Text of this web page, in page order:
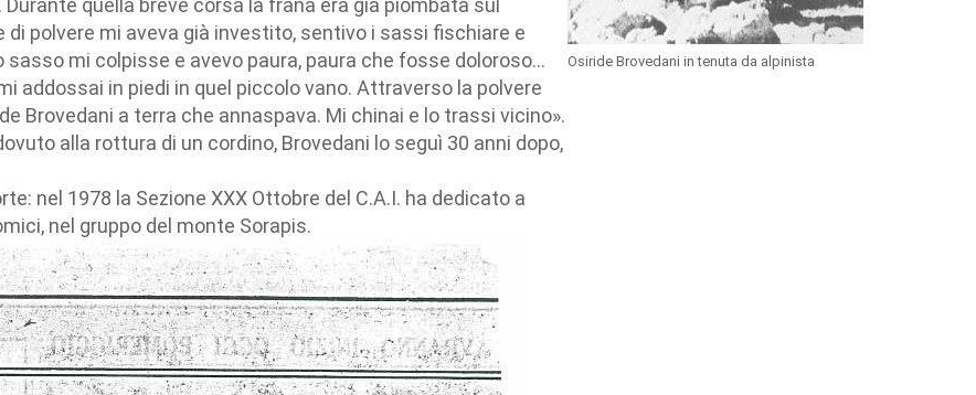
polvere mi aveva già investito, sentivo i sassi fischiare e
mi colpisse e avevo paura, paura che fosse doloroso…
addossai in piedi in quel piccolo vano. Attraverso la polvere
Brovedani a terra che annaspava. Mi chinai e lo trassi vicino».
alla rottura di un cordino, Brovedani lo seguì 30 anni dopo,
nel 1978 la Sezione XXX Ottobre del C.A.I. ha dedicato a
nel gruppo del monte Sorapis.
Osiride Brovedani in tenuta da alpinista